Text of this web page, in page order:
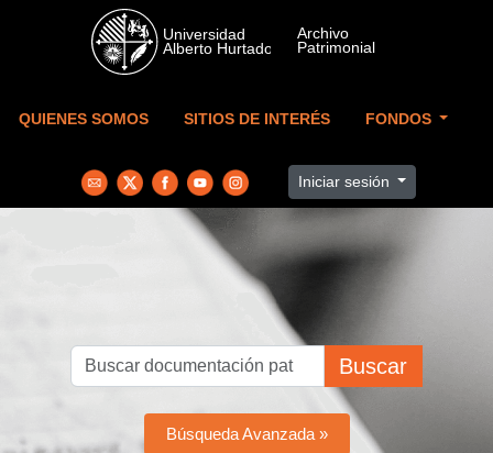
Skip to main content
QUIENES SOMOS SITIOS DE INTERÉS FONDOS
Iniciar sesión
Buscar
Búsqueda Avanzada »